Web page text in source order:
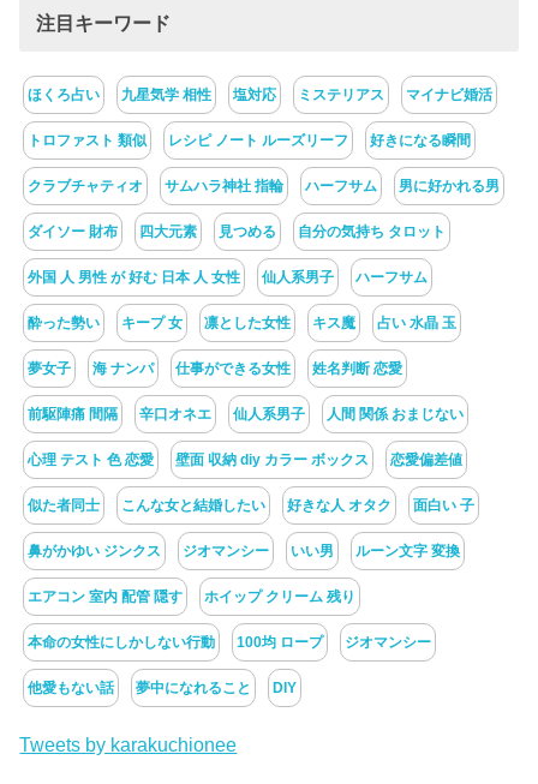
注目キーワード
ほくろ占い 九星気学 相性 塩対応 ミステリアス マイナビ婚活
トロファスト 類似 レシピ ノート ルーズリーフ 好きになる瞬間
クラブチャティオ サムハラ神社 指輪 ハーフサム 男に好かれる男
ダイソー 財布 四大元素 見つめる 自分の気持ち タロット
外国 人 男性 が 好む 日本 人 女性 仙人系男子 ハーフサム
酔った勢い キープ 女 凛とした女性 キス魔 占い 水晶 玉
夢女子 海 ナンパ 仕事ができる女性 姓名判断 恋愛
前駆陣痛 間隔 辛口オネエ 仙人系男子 人間 関係 おまじない
心理 テスト 色 恋愛 壁面 収納 diy カラー ボックス 恋愛偏差値
似た者同士 こんな女と結婚したい 好きな人 オタク 面白い 子
鼻がかゆい ジンクス ジオマンシー いい男 ルーン文字 変換
エアコン 室内 配管 隠す ホイップ クリーム 残り
本命の女性にしかしない行動 100均 ロープ ジオマンシー
他愛もない話 夢中になれること DIY
Tweets by karakuchionee